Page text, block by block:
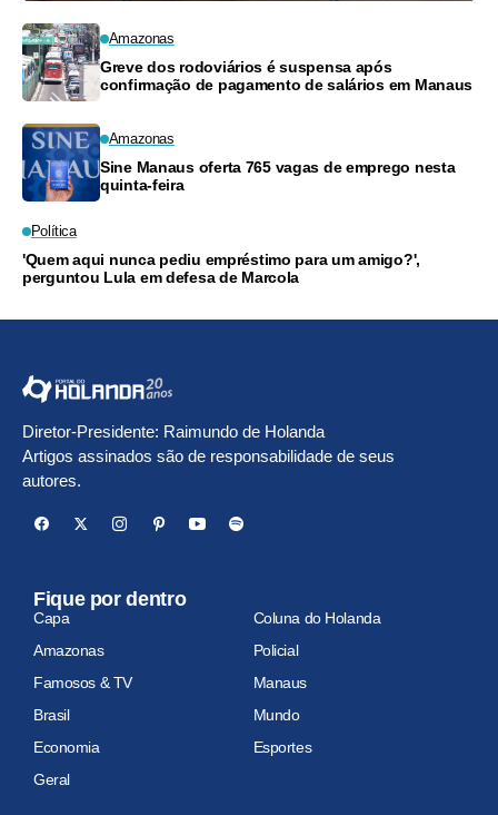
Amazonas
Greve dos rodoviários é suspensa após
confirmação de pagamento de salários em Manaus
Amazonas
Sine Manaus oferta 765 vagas de emprego nesta
quinta-feira
Política
'Quem aqui nunca pediu empréstimo para um amigo?',
perguntou Lula em defesa de Marcola
Diretor-Presidente: Raimundo de Holanda
Artigos assinados são de responsabilidade de seus
autores.
Fique por dentro
Capa
Coluna do Holanda
Amazonas
Policial
Famosos & TV
Manaus
Brasil
Mundo
Economia
Esportes
Geral